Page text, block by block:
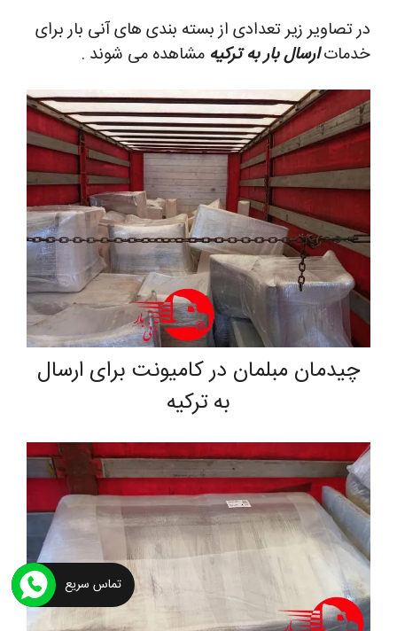
در تصاویر زیر تعدادی از بسته بندی های آنی بار برای
خدماتارسال بار به ترکیه مشاهده می شوند .
چیدمان مبلمان در کامیونت برای ارسال
به ترکیه
تماس سریع